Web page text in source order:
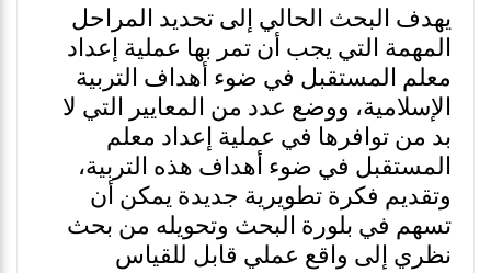
يهدف البحث الحالي إلى تحديد المراحل
المهمة التي يجب أن تمر بها عملية إعداد
معلم المستقبل في ضوء أهداف التربية
الإسلامية، ووضع عدد من المعايير التي لا
بد من توافرها في عملية إعداد معلم
المستقبل في ضوء أهداف هذه التربية،
وتقديم فكرة تطويرية جديدة يمكن أن
تسهم في بلورة البحث وتحويله من بحث
نظري إلى واقع عملي قابل للقياس